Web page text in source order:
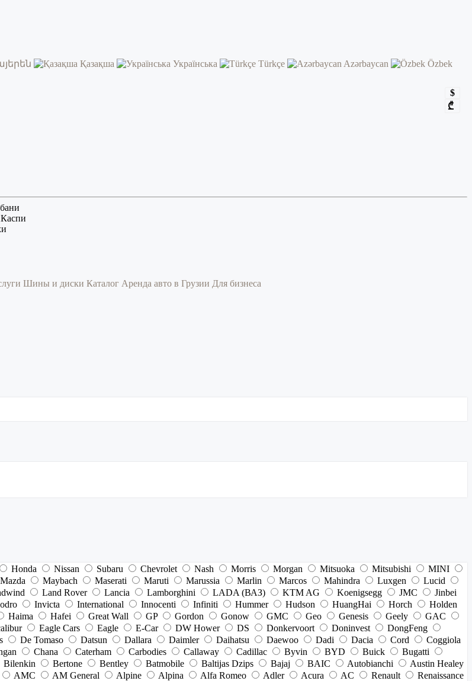
Қазақша Українська Türkçe Azərbaycan
Özbek
$
₾
Каспи
Шины и диски Каталог Аренда авто в Грузии Для бизнеса
Honda Nissan Subaru Chevrolet Nash Morris Morgan Mitsuoka Mitsubishi
MINI
Mazda Maybach Maserati Maruti Marussia Marlin Marcos Mahindra Luxgen
Lucid
Land Rover Lancia Lamborghini LADA (ВАЗ) KTM AG Koenigsegg JMC
Jinbei
Invicta International Innocenti Infiniti Hummer Hudson HuangHai Horch
Holden
Haima Hafei Great Wall GP Gordon Gonow GMC Geo Genesis Geely
GAC
Eagle Cars Eagle E-Car DW Hower DS Donkervoort Doninvest
DongFeng
De Tomaso Datsun Dallara Daimler Daihatsu Daewoo Dadi Dacia Cord
Coggiola
Chana Caterham Carbodies Callaway Cadillac Byvin BYD Buick
Bugatti
Bilenkin Bertone Bentley Batmobile Baltijas Dzips Bajaj BAIC Autobianchi
Austin Healey
AMC AM General Alpine Alpina Alfa Romeo Adler Acura AC Renault
Renaissance